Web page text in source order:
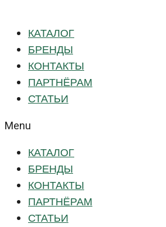
КАТАЛОГ
БРЕНДЫ
КОНТАКТЫ
ПАРТНЁРАМ
СТАТЬИ
Menu
КАТАЛОГ
БРЕНДЫ
КОНТАКТЫ
ПАРТНЁРАМ
СТАТЬИ